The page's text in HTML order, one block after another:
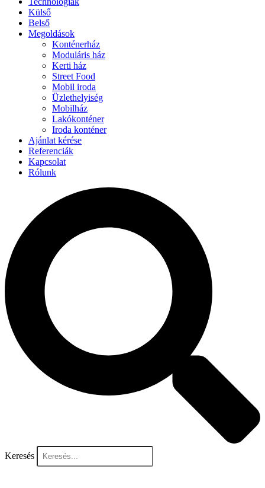
Külső
Belső
Megoldások
Konténerház
Moduláris ház
Kerti ház
Street Food
Mobil iroda
Üzlethelyiség
Mobilház
Lakókonténer
Iroda konténer
Ajánlat kérése
Referenciák
Kapcsolat
Rólunk
Keresés